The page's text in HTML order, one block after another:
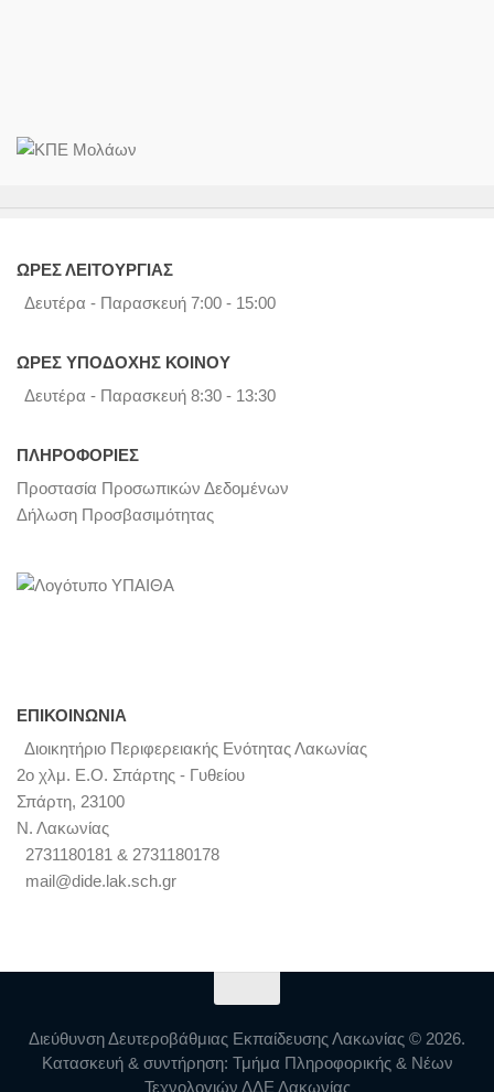
ΩΡΕΣ ΛΕΙΤΟΥΡΓΙΑΣ
Δευτέρα - Παρασκευή 7:00 - 15:00
ΩΡΕΣ ΥΠΟΔΟΧΗΣ ΚΟΙΝΟΥ
Δευτέρα - Παρασκευή 8:30 - 13:30
ΠΛΗΡΟΦΟΡΙΕΣ
Προστασία Προσωπικών Δεδομένων
Δήλωση Προσβασιμότητας
ΕΠΙΚΟΙΝΩΝΊΑ
Διοικητήριο Περιφερειακής Ενότητας Λακωνίας
2ο χλμ. Ε.Ο. Σπάρτης - Γυθείου
Σπάρτη, 23100
Ν. Λακωνίας
2731180181 & 2731180178
mail@dide.lak.sch.gr
Διεύθυνση Δευτεροβάθμιας Εκπαίδευσης Λακωνίας © 2026.
Κατασκευή & συντήρηση: Τμήμα Πληροφορικής & Νέων
Τεχνολογιών ΔΔΕ Λακωνίας